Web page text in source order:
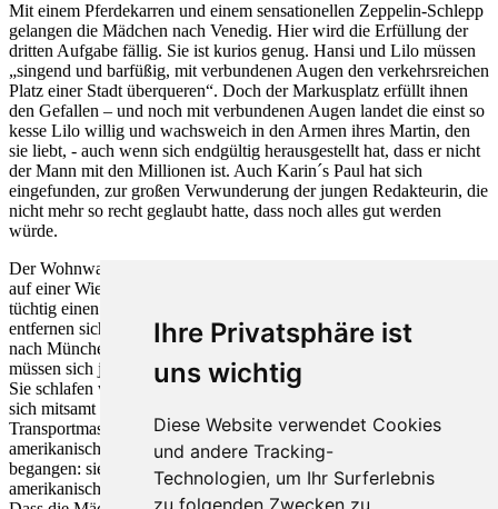
Ihre Privatsphäre ist
uns wichtig
Diese Website verwendet Cookies
und andere Tracking-
Technologien, um Ihr Surferlebnis
zu folgenden Zwecken zu
Mit einem Pferdekarren und einem sensationellen Zeppelin-Schlepp
gelangen die Mädchen nach Venedig. Hier wird die Erfüllung der
dritten Aufgabe fällig. Sie ist kurios genug. Hansi und Lilo müssen
„singend und barfüßig, mit verbundenen Augen den verkehrsreichen
Platz einer Stadt überqueren“. Doch der Markusplatz erfüllt ihnen
den Gefallen – und noch mit verbundenen Augen landet die einst so
kesse Lilo willig und wachsweich in den Armen ihres Martin, den
sie liebt, - auch wenn sich endgültig herausgestellt hat, dass er nicht
der Mann mit den Millionen ist. Auch Karin´s Paul hat sich
eingefunden, zur großen Verwunderung der jungen Redakteurin, die
nicht mehr so recht geglaubt hatte, dass noch alles gut werden
würde.
Der Wohnwagen steht jetzt am Rande des Flughafens von Venedig
auf einer Wiese. Aus allgemeiner Wiedersehensfreude hat man
tüchtig einen über den Durst getrunken. Die beiden Freunde
entfernen sich nun, denn schon früh soll die Reise zurückgehen
nach München. Die 21 Tage sind fast um – und die Mädchen
müssen sich ja wieder vor dem Publikum im Kongresssaal stellen.
Sie schlafen wie die Murmeltiere. Und sie merken nicht, dass sie
sich mitsamt Wohnwagen - - im Bauch einer großen
Transportmaschine befinden. Flugplatzangestellte und
amerikanische Soldaten haben einen erschreckenden Irrtum
begangen: sie verwechselten den Wohnwagen mit dem eines
amerikanischen Obersten.